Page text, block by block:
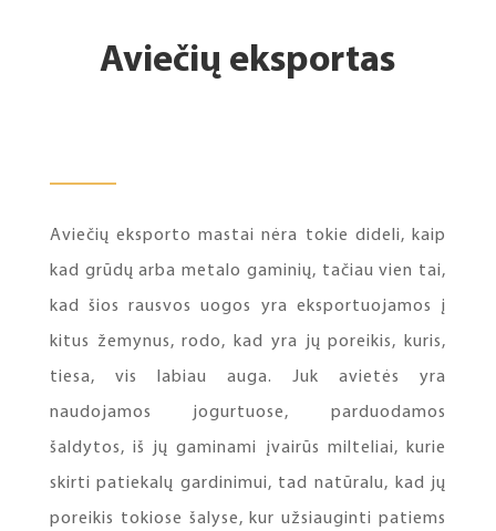
Aviečių eksportas
Aviečių eksporto mastai nėra tokie dideli, kaip
kad grūdų arba metalo gaminių, tačiau vien tai,
kad šios rausvos uogos yra eksportuojamos į
kitus žemynus, rodo, kad yra jų poreikis, kuris,
tiesa, vis labiau auga. Juk avietės yra
naudojamos jogurtuose, parduodamos
šaldytos, iš jų gaminami įvairūs milteliai, kurie
skirti patiekalų gardinimui, tad natūralu, kad jų
poreikis tokiose šalyse, kur užsiauginti patiems